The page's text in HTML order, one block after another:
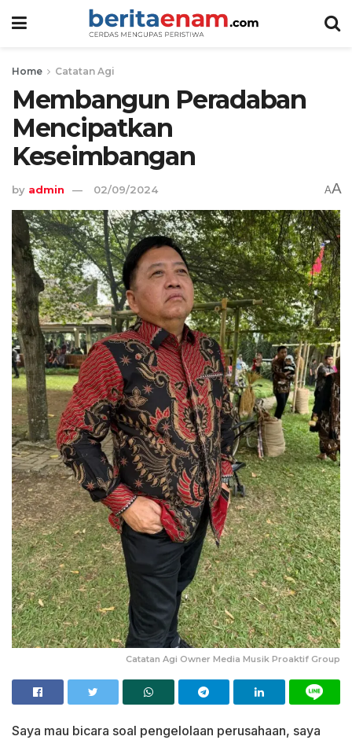
Home Catatan Agi
Membangun Peradaban
Mencipatkan
Keseimbangan
by admin 02/09/2024 AA
Catatan Agi Owner Media Musik Proaktif Group
Saya mau bicara soal pengelolaan perusahaan, saya